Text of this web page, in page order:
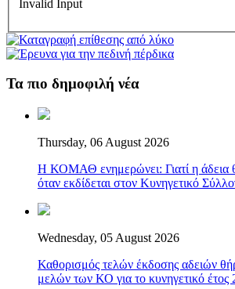
Invalid Input
Τα πιο δημοφιλή νέα
Thursday, 06 August 2026
Η ΚΟΜΑΘ ενημερώνει: Γιατί η άδεια
όταν εκδίδεται στον Κυνηγετικό
Wednesday, 05 August 2026
Καθορισμός τελών έκδοσης αδειών
μελών των ΚΟ για το κυνηγετικό έτος